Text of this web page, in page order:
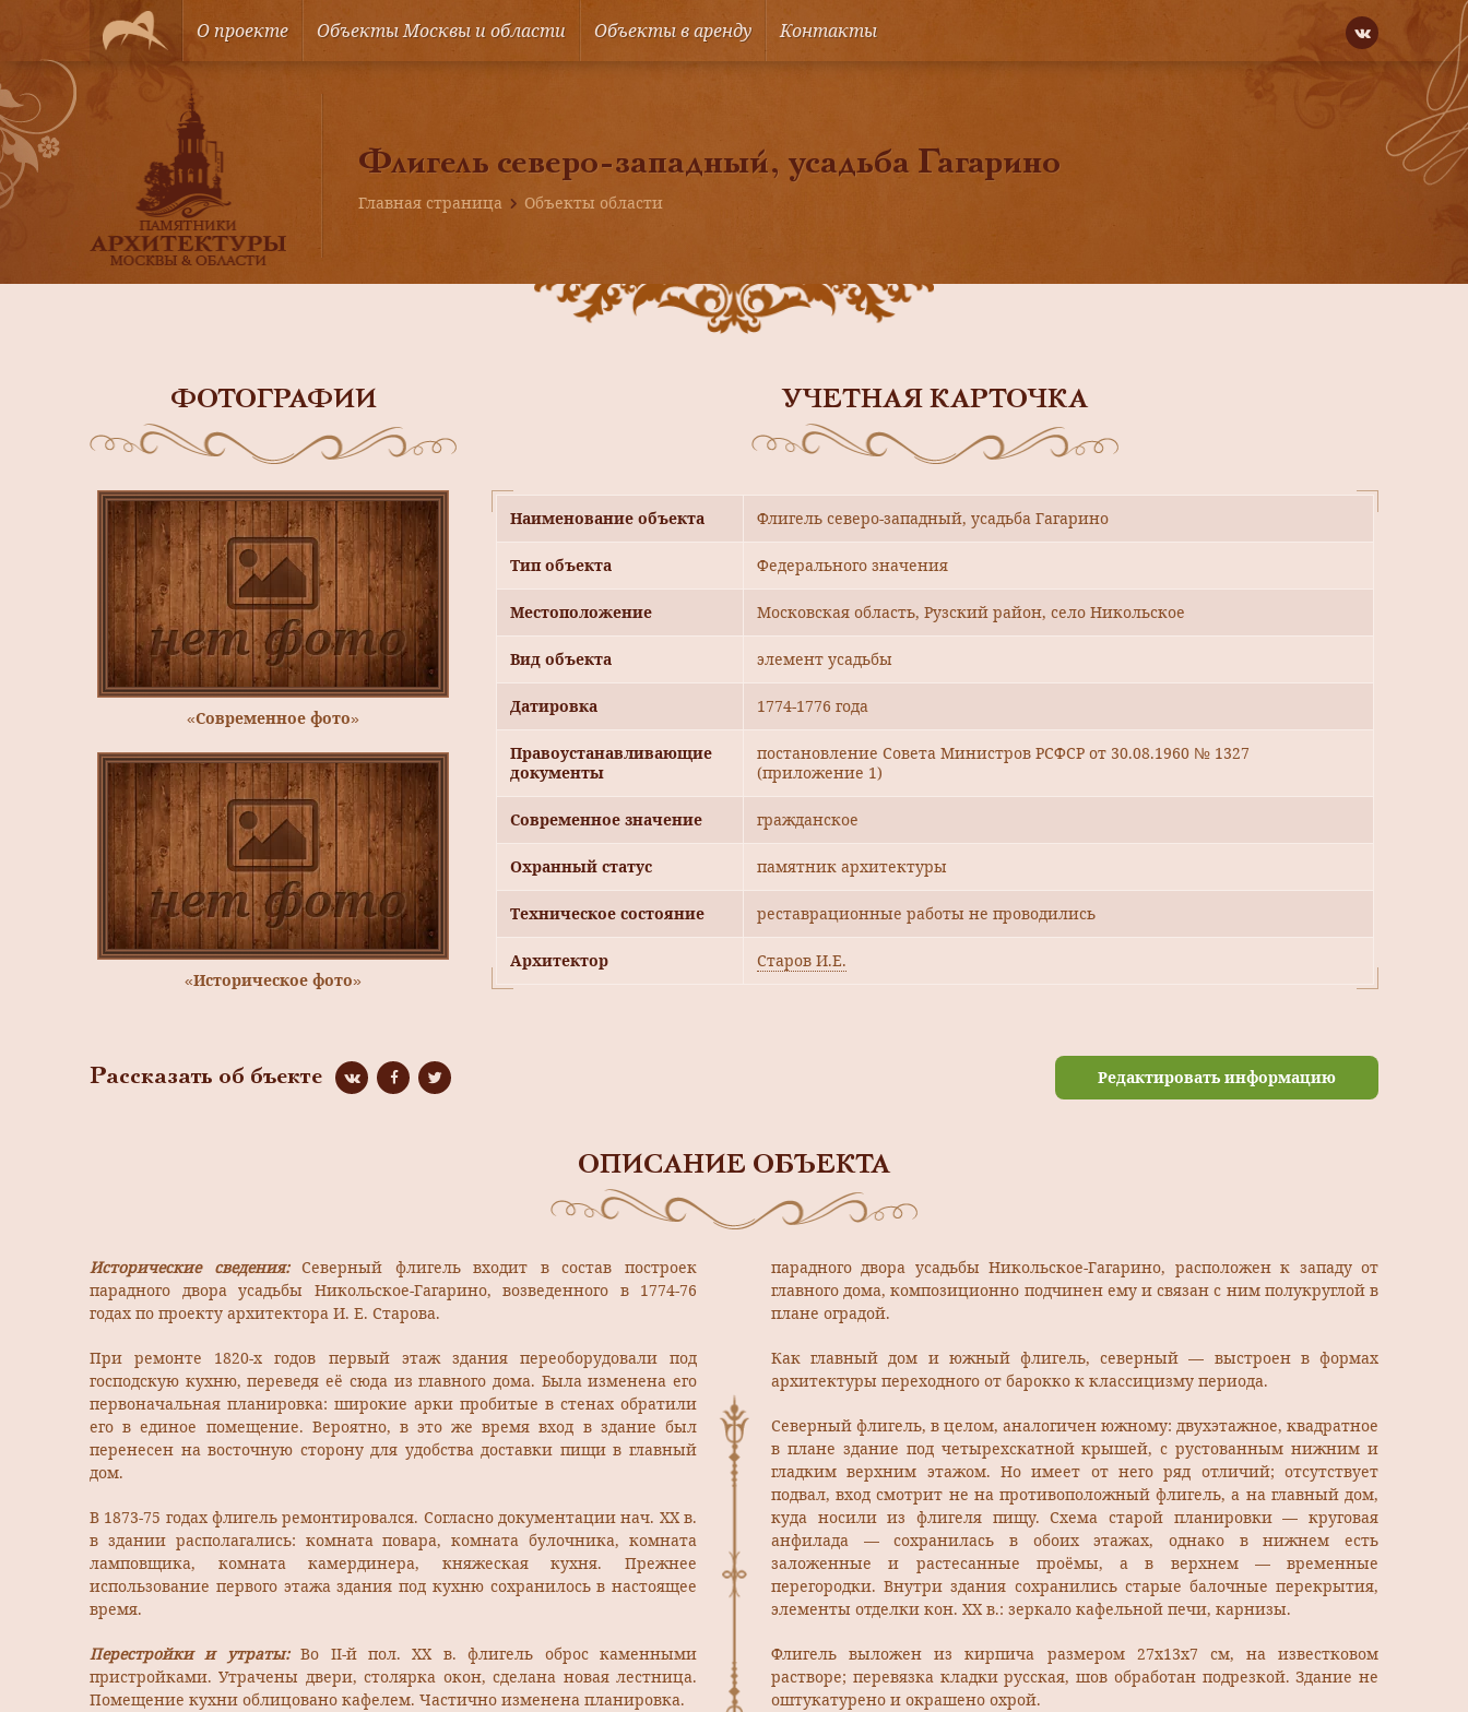
О проекте Объекты Москвы и области Объекты в аренду Контакты
Флигель северо-западный, усадьба Гагарино
Главная страница Объекты области
ФОТОГРАФИИ
«Современное фото»
«Историческое фото»
УЧЕТНАЯ КАРТОЧКА
Наименование объекта Флигель северо-западный, усадьба Гагарино
Тип объекта Федерального значения
Местоположение Московская область, Рузский район, село Никольское
Вид объекта элемент усадьбы
Датировка 1774-1776 года
Правоустанавливающие
документы
постановление Совета Министров РСФСР от 30.08.1960 № 1327
(приложение 1)
Современное значение гражданское
Охранный статус памятник архитектуры
Техническое состояние реставрационные работы не проводились
Архитектор Старов И.Е.
Рассказать об бъекте Редактировать информацию
ОПИСАНИЕ ОБЪЕКТА
Исторические сведения:Северный флигель входит в состав построек
парадного двора усадьбы Никольское-Гагарино, возведенного в 1774-76
годах по проекту архитектора И. Е. Старова.
При ремонте 1820-х годов первый этаж здания переоборудовали под
господскую кухню, переведя её сюда из главного дома. Была изменена его
первоначальная планировка: широкие арки пробитые в стенах обратили
его в единое помещение. Вероятно, в это же время вход в здание был
перенесен на восточную сторону для удобства доставки пищи в главный
дом.
В 1873-75 годах флигель ремонтировался. Согласно документации нач. ХХ в.
в здании располагались: комната повара, комната булочника, комната
ламповщика, комната камердинера, княжеская кухня. Прежнее
использование первого этажа здания под кухню сохранилось в настоящее
время.
Перестройки и утраты:Во II-й пол. XX в. флигель оброс каменными
пристройками. Утрачены двери, столярка окон, сделана новая лестница.
Помещение кухни облицовано кафелем. Частично изменена планировка.
парадного двора усадьбы Никольское-Гагарино, расположен к западу от
главного дома, композиционно подчинен ему и связан с ним полукруглой в
плане оградой.
Как главный дом и южный флигель, северный — выстроен в формах
архитектуры переходного от барокко к классицизму периода.
Северный флигель, в целом, аналогичен южному: двухэтажное, квадратное
в плане здание под четырехскатной крышей, с рустованным нижним и
гладким верхним этажом. Но имеет от него ряд отличий; отсутствует
подвал, вход смотрит не на противоположный флигель, а на главный дом,
куда носили из флигеля пищу. Схема старой планировки — круговая
анфилада — сохранилась в обоих этажах, однако в нижнем есть
заложенные и растесанные проёмы, а в верхнем — временные
перегородки. Внутри здания сохранились старые балочные перекрытия,
элементы отделки кон. ХХ в.: зеркало кафельной печи, карнизы.
Флигель выложен из кирпича размером 27х13х7 см, на известковом
растворе; перевязка кладки русская, шов обработан подрезкой. Здание не
оштукатурено и окрашено охрой.